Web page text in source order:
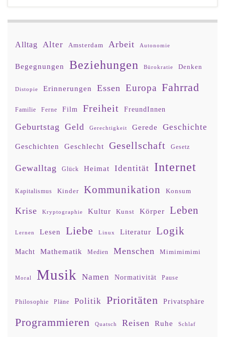
Alltag Alter Amsterdam Arbeit Autonomie
Begegnungen Beziehungen Bürokratie Denken
Distopie Erinnerungen Essen Europa Fahrrad
Familie Ferne Film Freiheit FreundInnen
Geburtstag Geld Gerechtigkeit Gerede Geschichte
Geschichten Geschlecht Gesellschaft Gesetz
Gewalltag Glück Heimat Identität Internet
Kapitalismus Kinder Kommunikation Konsum
Krise Kryptographie Kultur Kunst Körper Leben
Lernen Lesen Liebe Linux Literatur Logik
Macht Mathematik Medien Menschen Mimimimimi
Moral Musik Namen Normativität Pause
Philosophie Pläne Politik Prioritäten Privatsphäre
Programmieren Quatsch Reisen Ruhe Schlaf